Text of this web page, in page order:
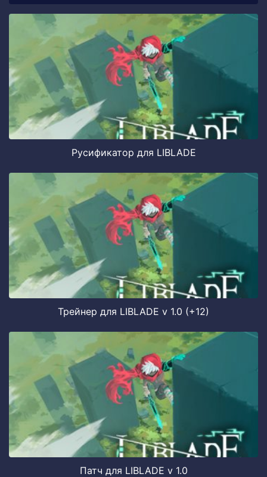
Русификатор для LIBLADE
Трейнер для LIBLADE v 1.0 (+12)
Патч для LIBLADE v 1.0